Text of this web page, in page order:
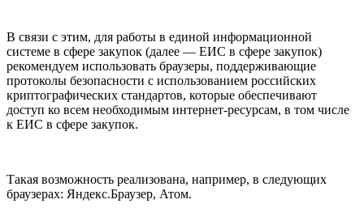
В связи с этим, для работы в единой информационной
системе в сфере закупок (далее — ЕИС в сфере закупок)
рекомендуем использовать браузеры, поддерживающие
протоколы безопасности с использованием российских
криптографических стандартов, которые обеспечивают
доступ ко всем необходимым интернет-ресурсам, в том числе
к ЕИС в сфере закупок.
Такая возможность реализована, например, в следующих
браузерах: Яндекс.Браузер, Атом.